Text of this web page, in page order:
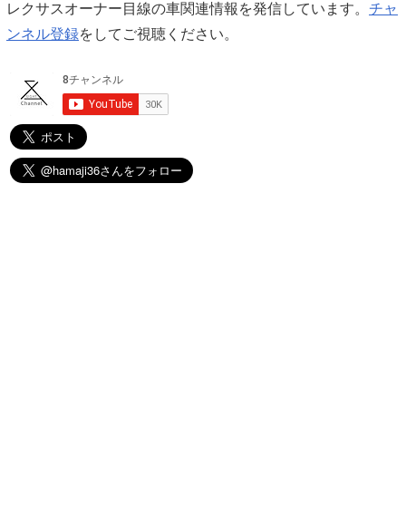
レクサスオーナー目線の車関連情報を発信しています。 チャ
ンネル登録をしてご視聴ください。